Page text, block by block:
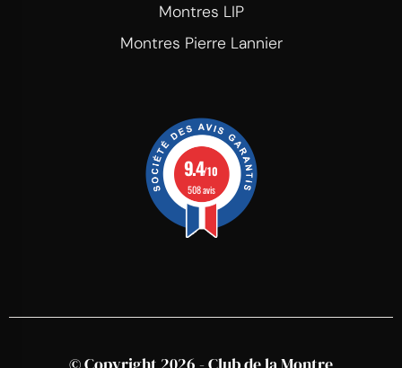
Montres LIP
Montres Pierre Lannier
9.4/10
508 avis